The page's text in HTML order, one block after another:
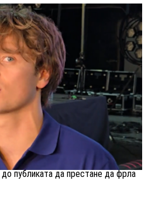
публиката да престане да фрла